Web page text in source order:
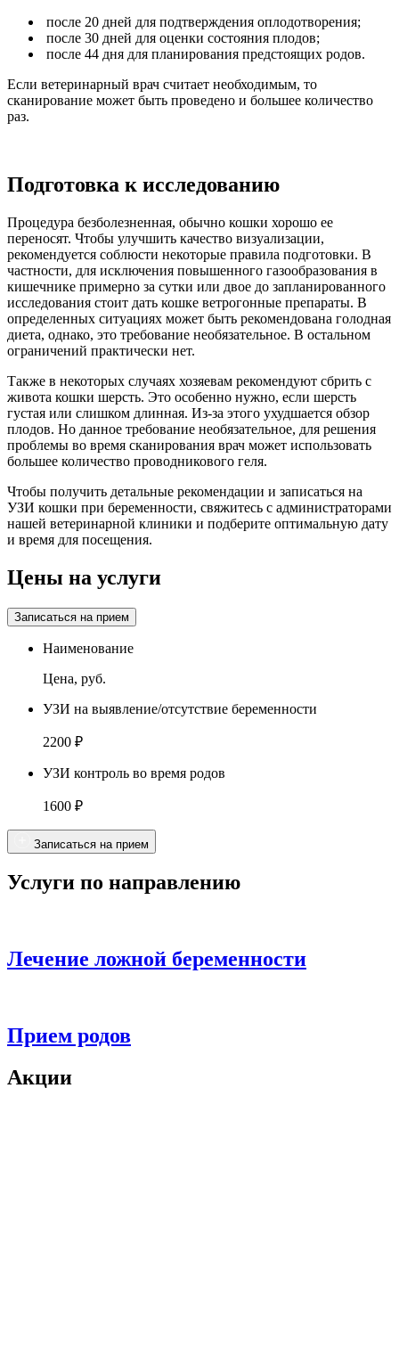
после 20 дней для подтверждения оплодотворения;
после 30 дней для оценки состояния плодов;
после 44 дня для планирования предстоящих родов.
Если ветеринарный врач считает необходимым, то
сканирование может быть проведено и большее количество
раз.
Подготовка к исследованию
Процедура безболезненная, обычно кошки хорошо ее
переносят. Чтобы улучшить качество визуализации,
рекомендуется соблюсти некоторые правила подготовки. В
частности, для исключения повышенного газообразования в
кишечнике примерно за сутки или двое до запланированного
исследования стоит дать кошке ветрогонные препараты. В
определенных ситуациях может быть рекомендована голодная
диета, однако, это требование необязательное. В остальном
ограничений практически нет.
Также в некоторых случаях хозяевам рекомендуют сбрить с
живота кошки шерсть. Это особенно нужно, если шерсть
густая или слишком длинная. Из-за этого ухудшается обзор
плодов. Но данное требование необязательное, для решения
проблемы во время сканирования врач может использовать
большее количество проводникового геля.
Чтобы получить детальные рекомендации и записаться на
УЗИ кошки при беременности, свяжитесь с администраторами
нашей ветеринарной клиники и подберите оптимальную дату
и время для посещения.
Цены на услуги
Записаться на прием
Наименование
Цена, руб.
УЗИ на выявление/отсутствие беременности
2200 ₽
УЗИ контроль во время родов
1600 ₽
Записаться на прием
Услуги по направлению
Лечение ложной беременности
Прием родов
Акции